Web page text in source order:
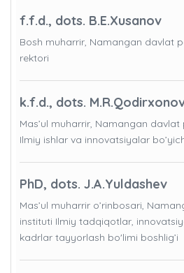
f.f.d., dots. B.E.Xusanov
Bosh muharrir, Namangan davlat
rektori
k.f.d., dots.
Mas’ul muharrir, Namangan
Ilmiy ishlar va innovatsiyalar
PhD, dots. J.A.Yuldashev
Mas’ul muharrir o’rinbosari,
instituti Ilmiy tadqiqotlar,
kadrlar tayyorlash bo'limi boshlig’i